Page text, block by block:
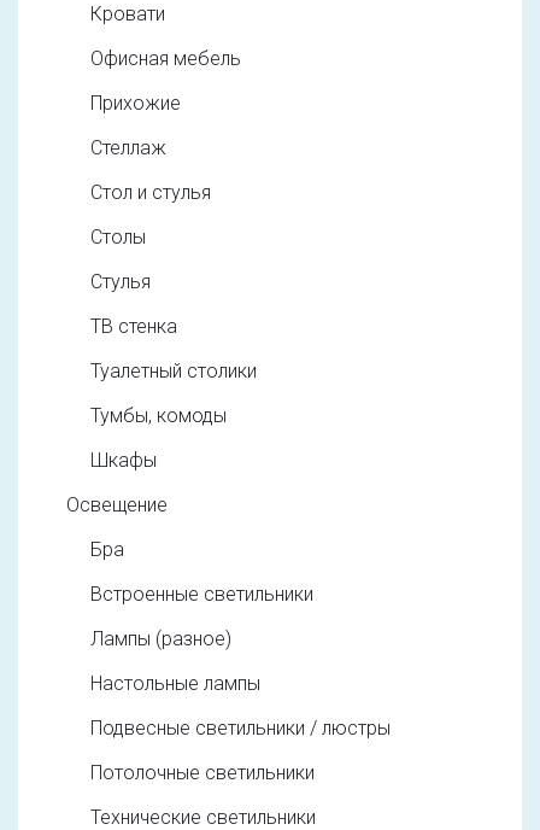
Кровати
Офисная мебель
Прихожие
Стеллаж
Стол и стулья
Столы
Стулья
ТВ стенка
Туалетный столики
Тумбы, комоды
Шкафы
Освещение
Бра
Встроенные светильники
Лампы (разное)
Настольные лампы
Подвесные светильники / люстры
Потолочные светильники
Технические светильники